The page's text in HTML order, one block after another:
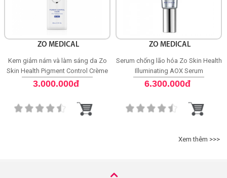
ZO MEDICAL
Kem giảm nám và làm sáng da Zo
Skin Health Pigment Control Crème
4% HQ - RX
3.000.000đ
ZO MEDICAL
Serum chống lão hóa Zo Skin Health
Illuminating AOX Serum
6.300.000đ
Xem thêm >>>